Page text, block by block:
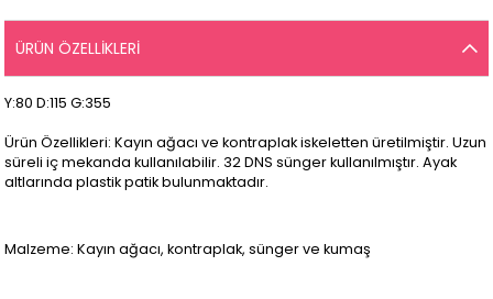
ÜRÜN ÖZELLIKLERI
Y:80 D:115 G:355
Ürün Özellikleri: Kayın ağacı ve kontraplak iskeletten üretilmiştir. Uzun
süreli iç mekanda kullanılabilir. 32 DNS sünger kullanılmıştır. Ayak
altlarında plastik patik bulunmaktadır.
Malzeme: Kayın ağacı, kontraplak, sünger ve kumaş